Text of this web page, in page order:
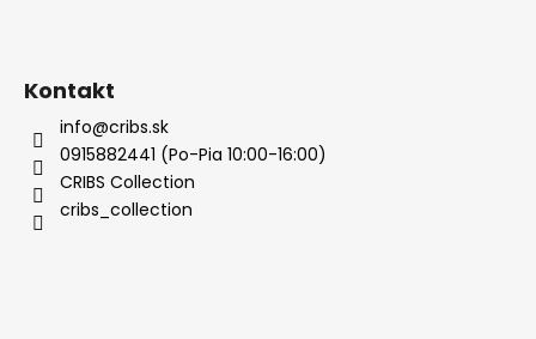
Kontakt
info@cribs.sk
0915882441 (Po-Pia 10:00-16:00)
CRIBS Collection
cribs_collection